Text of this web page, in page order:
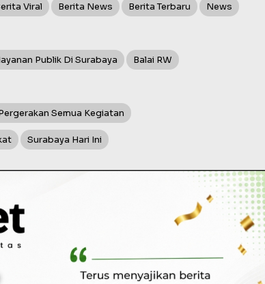
Viral Berita News Berita Terbaru News
Publik Di Surabaya Balai RW
Semua Kegiatan
Surabaya Hari Ini